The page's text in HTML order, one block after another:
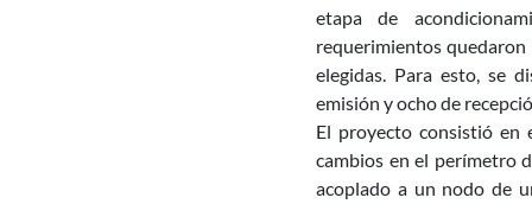
etapa de
requerimientos
elegidas. Para esto, se
emisión y ocho de
El proyecto consistió en
cambios en el perímetro
acoplado a un nodo de